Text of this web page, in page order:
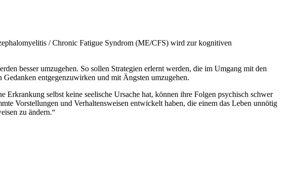
/ Chronic Fatigue Syndrom (ME/CFS) wird zur kognitiven
besser umzugehen. So sollen Strategien erlernt werden, die im Umgang mit den
entgegenzuwirken und mit Ängsten umzugehen.
selbst keine seelische Ursache hat, können ihre Folgen psychisch schwer
Vorstellungen und Verhaltensweisen entwickelt haben, die einem das Leben unnötig
zu ändern.“